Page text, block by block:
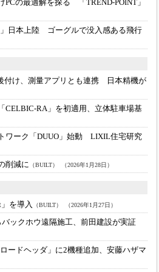
PCの最適解を探る 「TREND-POINT」
日本上陸 ゴーグルで没入感ある飛行
付け、測量アプリとも連携 日本精機が
CELBIC-RA」を初適用、立体駐車場基
ワーク「DUUO」始動 LIXIL住宅研究
削減に （BUILT） （2026年1月28日）
を導入 （BUILT） （2026年1月27日）
ックホウ遠隔施工、前田建設が実証
ードヘッダ」に2機種追加、安藤ハザマ